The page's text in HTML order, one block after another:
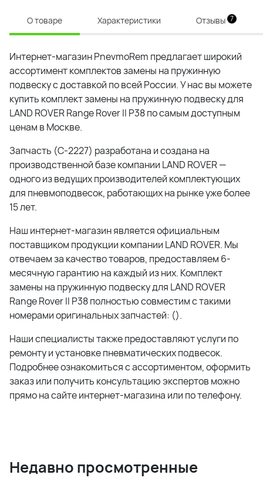
О товаре Характеристики Отзывы 7
Интернет-магазин PnevmoRem предлагает широкий
ассортимент комплектов замены на пружинную
подвеску с доставкой по всей России. У нас вы можете
купить комплект замены на пружинную подвеску для
LAND ROVER Range Rover II P38 по самым доступным
ценам в Москве.
Запчасть (C-2227) разработана и создана на
производственной базе компании LAND ROVER —
одного из ведущих производителей комплектующих
для пневмоподвесок, работающих на рынке уже более
15 лет.
Наш интернет-магазин является официальным
поставщиком продукции компании LAND ROVER. Мы
отвечаем за качество товаров, предоставляем 6-
месячную гарантию на каждый из них. Комплект
замены на пружинную подвеску для LAND ROVER
Range Rover II P38 полностью совместим с такими
номерами оригинальных запчастей: ().
Наши специалисты также предоставляют услуги по
ремонту и установке пневматических подвесок.
Подробнее ознакомиться с ассортиментом, оформить
заказ или получить консультацию экспертов можно
прямо на сайте интернет-магазина или по телефону.
Недавно просмотренные